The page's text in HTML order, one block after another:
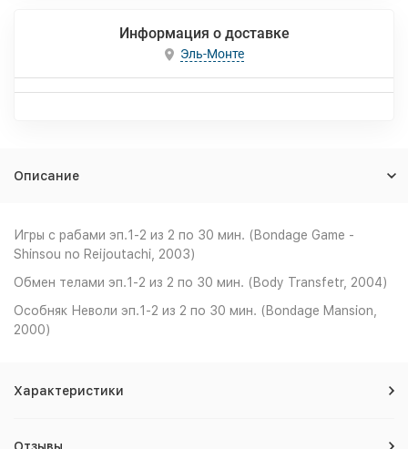
Информация о доставке
Эль-Монте
Описание
Игры с рабами эп.1-2 из 2 по 30 мин. (Bondage Game -
Shinsou no Reijoutachi, 2003)
Обмен телами эп.1-2 из 2 по 30 мин. (Body Transfetr, 2004)
Особняк Неволи эп.1-2 из 2 по 30 мин. (Bondage Mansion,
2000)
Характеристики